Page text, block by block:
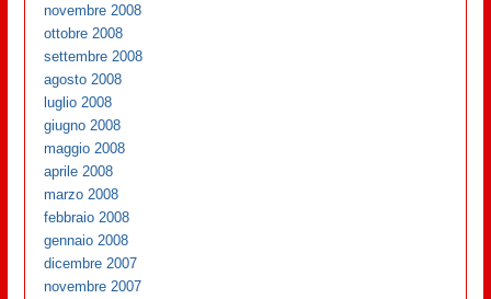
novembre 2008
ottobre 2008
settembre 2008
agosto 2008
luglio 2008
giugno 2008
maggio 2008
aprile 2008
marzo 2008
febbraio 2008
gennaio 2008
dicembre 2007
novembre 2007